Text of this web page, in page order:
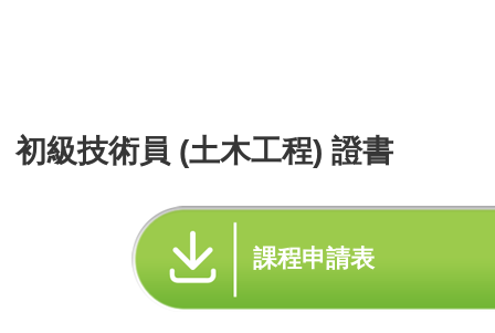
初級技術員 (土木工程) 證書
課程申請表